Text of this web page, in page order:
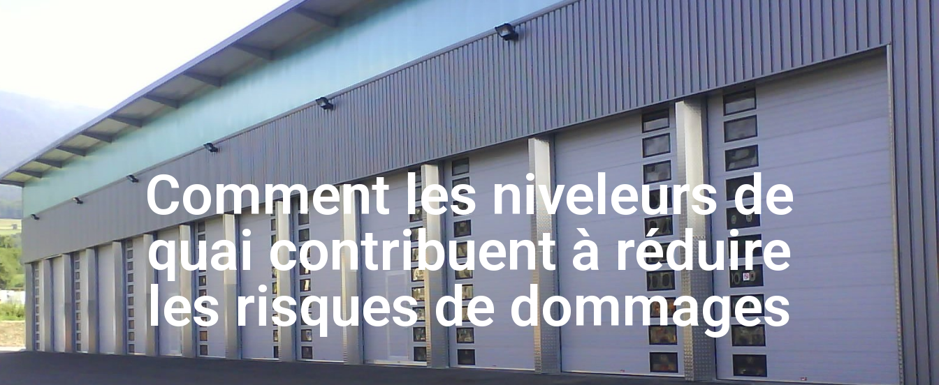
Comment les niveleurs de
quai contribuent à réduire
les risques de dommages